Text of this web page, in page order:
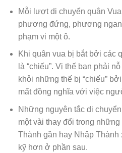
Mỗi lượt di chuyển quân
phương đứng, phương
phạm vi một ô.
Khi quân vua bị bắt bởi các
là “chiếu”. Vị thế bạn phải
khỏi những thế bị “chiếu”
mất đồng nghĩa với việc
Những nguyên tắc di
một vài thay đổi trong
Thành gần hay Nhập Thành
kỹ hơn ở phần sau.